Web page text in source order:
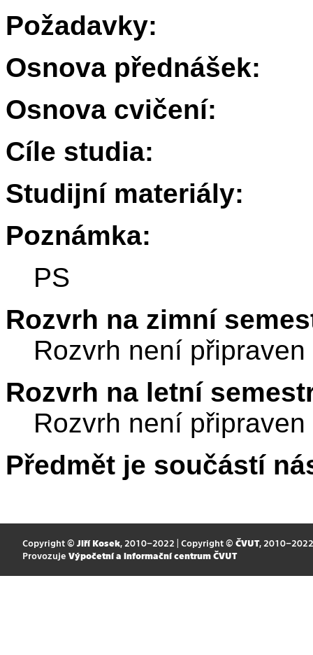
Požadavky:
Osnova přednášek:
Osnova cvičení:
Cíle studia:
Studijní materiály:
Poznámka:
PS
Rozvrh na zimní
Rozvrh není připraven
Rozvrh na letní
Rozvrh není připraven
Předmět je součástí
Copyright © Jiří Kosek, 2010–2022 | Copyright © ČVUT, 2010–2022
Provozuje Výpočetní a informační centrum ČVUT